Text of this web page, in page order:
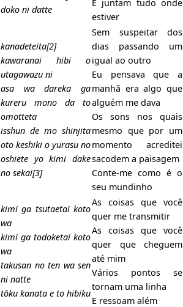
doko ni datte
E juntam tudo onde
estiver
kanadeteita[2]
kawaranai hibi o
utagawazu ni
asa wa dareka ga
kureru mono da to
omotteta
isshun de mo shinjita
oto keshiki o yurasu no
oshiete yo kimi dake
no sekai[3]
Sem suspeitar dos
dias passando um
igual ao outro
Eu pensava que a
manhã era algo que
alguém me dava
Os sons nos quais
mesmo que por um
momento acreditei
sacodem a paisagem
Conte-me como é o
seu mundinho
kimi ga tsutaetai koto
wa
kimi ga todoketai koto
wa
takusan no ten wa sen
ni natte
tōku kanata e to hibiku
As coisas que você
quer me transmitir
As coisas que você
quer que cheguem
até mim
Vários pontos se
tornam uma linha
E ressoam além